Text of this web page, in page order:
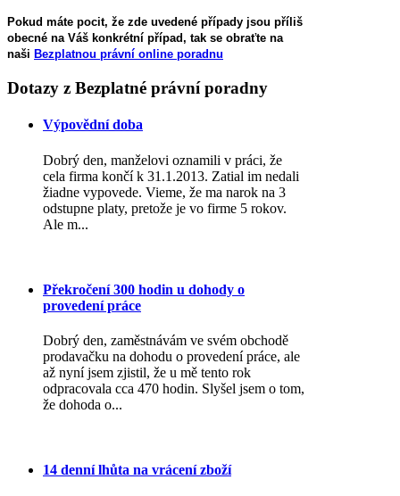
Pokud máte pocit, že zde uvedené případy jsou příliš
obecné na Váš konkrétní případ, tak se obraťte na
naši Bezplatnou právní online poradnu
Dotazy z Bezplatné právní poradny
Výpovědní doba
Dobrý den, manželovi oznamili v práci, že
cela firma končí k 31.1.2013. Zatial im nedali
žiadne vypovede. Vieme, že ma narok na 3
odstupne platy, pretože je vo firme 5 rokov.
Ale m...
Překročení 300 hodin u dohody o
provedení práce
Dobrý den, zaměstnávám ve svém obchodě
prodavačku na dohodu o provedení práce, ale
až nyní jsem zjistil, že u mě tento rok
odpracovala cca 470 hodin. Slyšel jsem o tom,
že dohoda o...
14 denní lhůta na vrácení zboží